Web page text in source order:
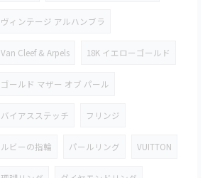
ヴィンテージ アルハンブラ
Van Cleef & Arpels 18K イエローゴールド
ゴールド マザー オブ パール
バイアスステッチ フリンジ
ルビーの指輪 パールリング VUITTON